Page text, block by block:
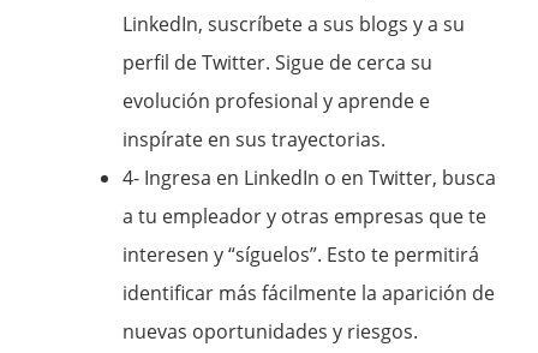
LinkedIn, suscríbete a sus blogs y a su
perfil de Twitter. Sigue de cerca su
evolución profesional y aprende e
inspírate en sus trayectorias.
4- Ingresa en LinkedIn o en Twitter, busca
a tu empleador y otras empresas que te
interesen y “síguelos”. Esto te permitirá
identificar más fácilmente la aparición de
nuevas oportunidades y riesgos.